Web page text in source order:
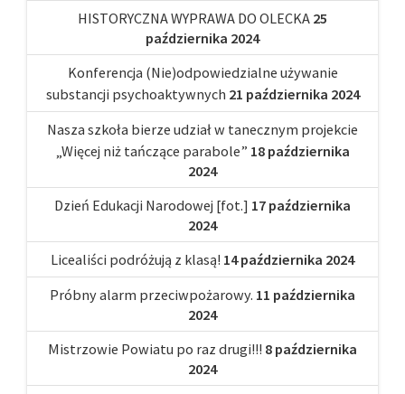
HISTORYCZNA WYPRAWA DO OLECKA 25
października 2024
Konferencja (Nie)odpowiedzialne używanie
substancji psychoaktywnych 21 października 2024
Nasza szkoła bierze udział w tanecznym projekcie
„Więcej niż tańczące parabole” 18 października
2024
Dzień Edukacji Narodowej [fot.] 17 października
2024
Licealiści podróżują z klasą! 14 października 2024
Próbny alarm przeciwpożarowy. 11 października
2024
Mistrzowie Powiatu po raz drugi!!! 8 października
2024